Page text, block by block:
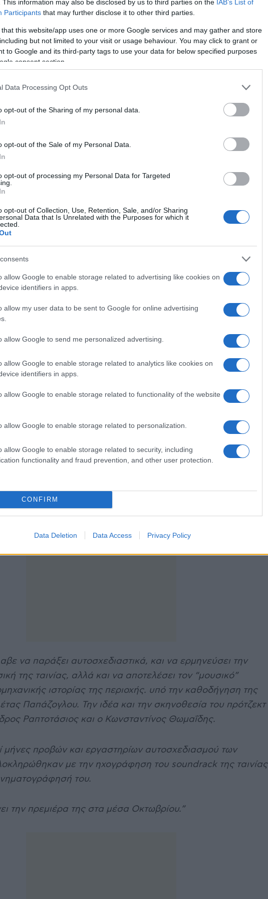
This information may also be disclosed by us to third parties on the IAB’s List of
Participants that may further disclose it to other third parties.
that this website/app uses one or more Google services and may gather and store
but not limited to your visit or usage behaviour. You may click to grant or
to Google and its third-party tags to use your data for below specified purposes
consent section.
Data Processing Opt Outs
opt-out of the Sharing of my personal data.
opt-out of the Sale of my Personal Data.
opt-out of processing my Personal Data for Targeted
opt-out of Collection, Use, Retention, Sale, and/or Sharing
Data that Is Unrelated with the Purposes for which it
allow Google to enable storage related to advertising like cookies on
identifiers in apps.
allow my user data to be sent to Google for online advertising
allow Google to send me personalized advertising.
allow Google to enable storage related to analytics like cookies on
identifiers in apps.
allow Google to enable storage related to functionality of the website
allow Google to enable storage related to personalization.
allow Google to enable storage related to security, including
functionality and fraud prevention, and other user protection.
CONFIRM
Data Deletion Data Access Privacy Policy
γυρίσματα
του ΑΗΣ
ΛΥΡΙΚΗ ΣΚΗΝΗ, τη ΔΕΗ, την Ferodo Bridges, και
με θέμα την εξόρυξη και εκμετάλλευση
τα γυρίσματα ταινίας στους
ΑΗΣ Πτολεμαΐδας. Όπως αναφέρει σε
του το Δημοτικό Ωδείο
το Σαββατοκύριακο στους χώρους του ΑΗΣ Πτολεμαΐδας
της ΠΑΙΔΙΚΗΣ ΧΟΡΩΔΙΑΣ του Δημοτικού Ωδείου
πλαίσια της συνεργασίας της με τη ΕΘΝΙΚΗ ΛΥΡΙΚΗ
Ferodo Bridges, και την Green Screen Studio, για την
με θέμα την εξόρυξη και εκμετάλλευση του λιγνίτη στην
λιγνίτη.
να παράξει αυτοσχεδιαστικά, και να ερμηνεύσει την
της ταινίας, αλλά και να αποτελέσει τον “μουσικό”
ιστορίας της περιοχής. υπό την καθοδήγηση της
Παπάζογλου. Την ιδέα και την σκηνοθεσία του πρότζεκτ
Ραπτοτάσιος και ο Κωνσταντίνος Θωμαΐδης.
μήνες προβών και εργαστηρίων αυτοσχεδιασμού των
με την ηχογράφηση του soundrack της ταινίας
του.
την πρεμιέρα της στα μέσα Οκτωβρίου.”